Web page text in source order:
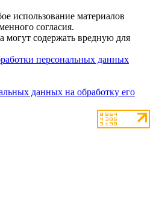
использование материалов
согласия.
могут содержать вредную для
персональных данных
данных на обработку его